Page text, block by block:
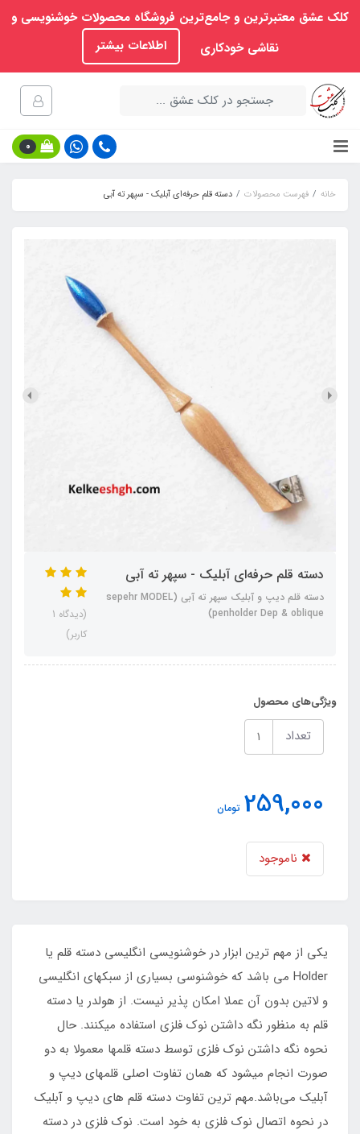
کلک عشق معتبرترین و جامع‌ترین فروشگاه محصولات خوشنویسی و
نقاشی خودکاری
اطلاعات بیشتر
0
خانه فهرست محصولات دسته قلم حرفه‌ای آبلیک - سپهر ته آبی
دسته قلم حرفه‌ای آبلیک - سپهر ته آبی
دسته قلم دیپ و آبلیک سپهر ته آبی (sepehr MODEL
penholder Dep & oblique)
(دیدگاه 1
کاربر)
ویژگی‌های محصول
تعداد
259,000 تومان
ناموجود
یکی از مهم ترین ابزار در خوشنویسی انگلیسی دسته قلم یا
Holder می باشد که خوشنوسی بسیاری از سبکهای انگلیسی
و لاتین بدون آن عملا امکان پذیر نیست. از هولدر یا دسته
قلم به منظور نگه داشتن نوک فلزی استفاده میکنند. حال
نحوه نگه داشتن نوک فلزی توسط دسته قلمها معمولا به دو
صورت انجام میشود که همان تفاوت اصلی قلمهای دیپ و
آبلیک می‌باشد.مهم ترین تفاوت دسته قلم های دیپ و آبلیک
در نحوه اتصال نوک فلزی به خود است. نوک فلزی در دسته